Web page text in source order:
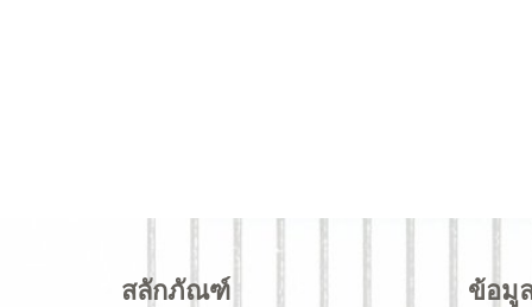
สลักภัณฑ์ ข้อมู